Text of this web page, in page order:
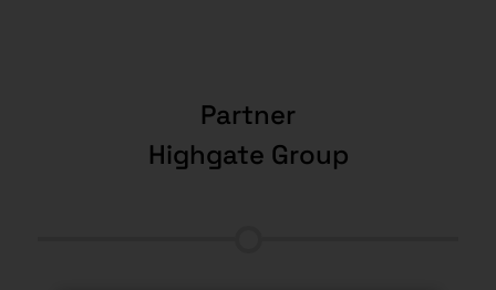
Partner
Highgate Group